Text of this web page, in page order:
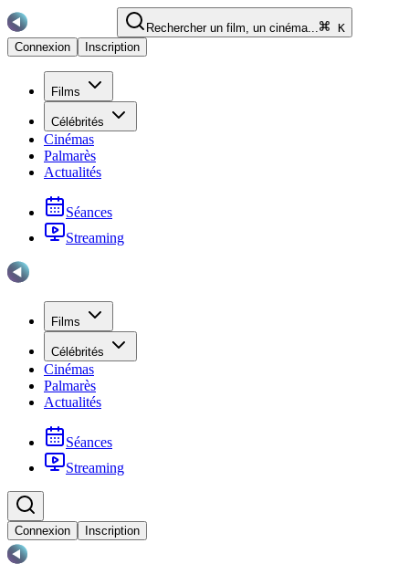
Rechercher un film, un cinéma...
K
Connexion
Inscription
Films
Célébrités
Cinémas
Palmarès
Actualités
Séances
Streaming
Films
Célébrités
Cinémas
Palmarès
Actualités
Séances
Streaming
Connexion Inscription